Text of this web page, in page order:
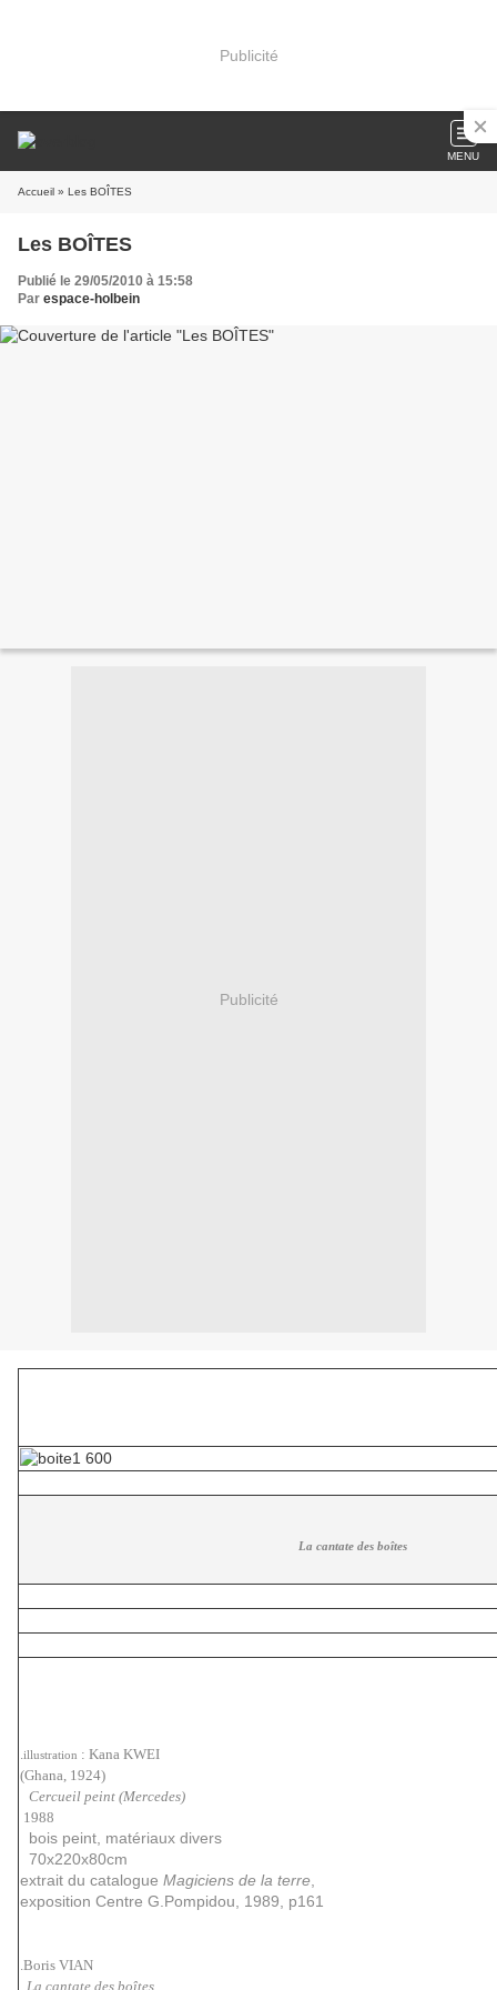
Publicité
MENU
Accueil » Les BOÎTES
Les BOÎTES
Publié le 29/05/2010 à 15:58
Par espace-holbein
Publicité
La cantate des boîtes
.illustration : Kana KWEI
(Ghana, 1924)
Cercueil peint (Mercedes)
1988
bois peint, matériaux divers
70x220x80cm
extrait du catalogue Magiciens de la terre
exposition Centre G.Pompidou, 1989, p161
.Boris VIAN
La cantate des boîtes